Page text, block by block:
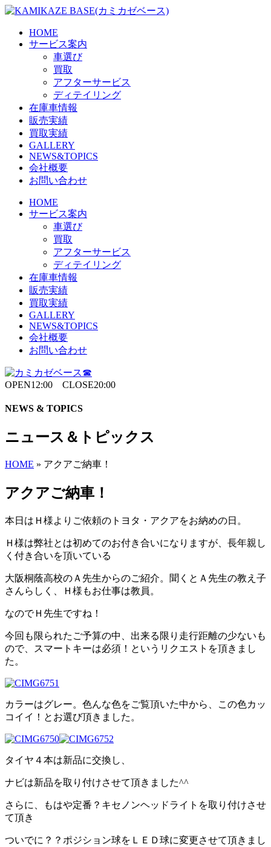
Skip
content
HOME
サービス案内
車選び
買取
アフターサービス
ディテイリング
在庫車情報
販売実績
買取実績
GALLERY
NEWS&TOPICS
会社概要
お問い合わせ
HOME
サービス案内
車選び
買取
アフターサービス
ディテイリング
在庫車情報
販売実績
買取実績
GALLERY
NEWS&TOPICS
会社概要
お問い合わせ
OPEN12:00 CLOSE20:00
NEWS & TOPICS
ニュース＆トピックス
HOME » アクアご納車！
アクアご納車！
本日はＨ様よりご依頼のトヨタ・アクアをお納めの日。
Ｈ様は弊社とは初めてのお付き合いになりますが、長年親し
く付き合いを頂いている
大阪桐蔭高校のＡ先生からのご紹介。聞くとＡ先生の教え子
さんらしく、Ｈ様もお仕事は教員。
なのでＨ先生ですね！
今回も限られたご予算の中、出来る限り走行距離の少ないも
ので、スマートキーは必須！というリクエストを頂きまし
た。
カラーはグレー。色んな色をご覧頂いた中から、この色カッ
コイイ！とお選び頂きました。
タイヤ４本は新品に交換し、
ナビは新品を取り付けさせて頂きました^^
さらに、もはや定番？キセノンヘッドライトを取り付けさせ
て頂き
ついでに？？ポジション球をＬＥＤ球に変更させて頂きまし